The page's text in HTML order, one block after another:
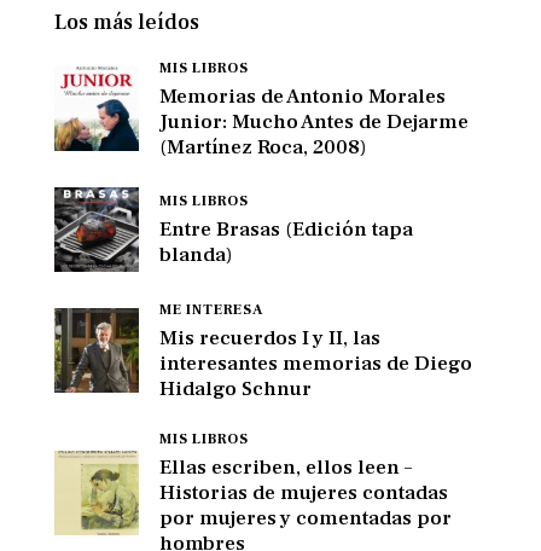
Los más leídos
MIS LIBROS
Memorias de Antonio Morales
Junior: Mucho Antes de Dejarme
(Martínez Roca, 2008)
MIS LIBROS
Entre Brasas (Edición tapa
blanda)
ME INTERESA
Mis recuerdos I y II, las
interesantes memorias de Diego
Hidalgo Schnur
MIS LIBROS
Ellas escriben, ellos leen –
Historias de mujeres contadas
por mujeres y comentadas por
hombres